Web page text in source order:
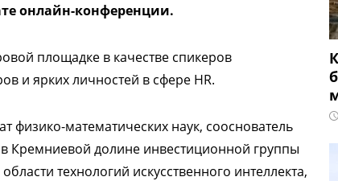
онлайн-конференции.
площадке в качестве спикеров
и ярких личностей в сфере HR.
физико-математических наук, сооснователь
в Кремниевой долине инвестиционной группы
технологий искусственного интеллекта,